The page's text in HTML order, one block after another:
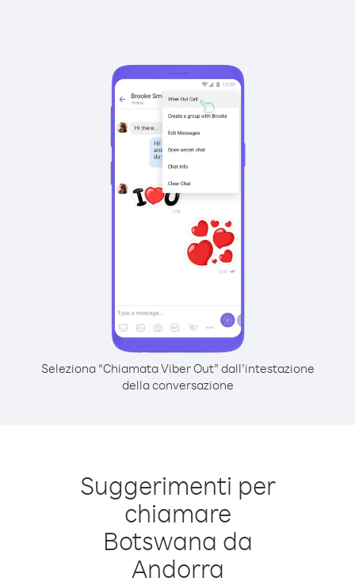
Seleziona “Chiamata Viber Out” dall’intestazione
della conversazione
Suggerimenti per
chiamare
Botswana da
Andorra